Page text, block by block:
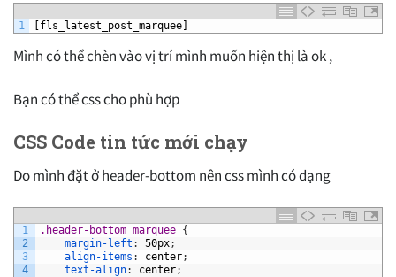
1 [fls_latest_post_marquee]
Mình có thể chèn vào vị trí mình muốn hiện thị là ok ,
Bạn có thể css cho phù hợp
CSS Code tin tức mới chạy
Do mình đặt ở header-bottom nên css mình có dạng
1
2
3
4
.header-bottom marquee {
margin-left : 50px;
align-items : center;
text-align: center;